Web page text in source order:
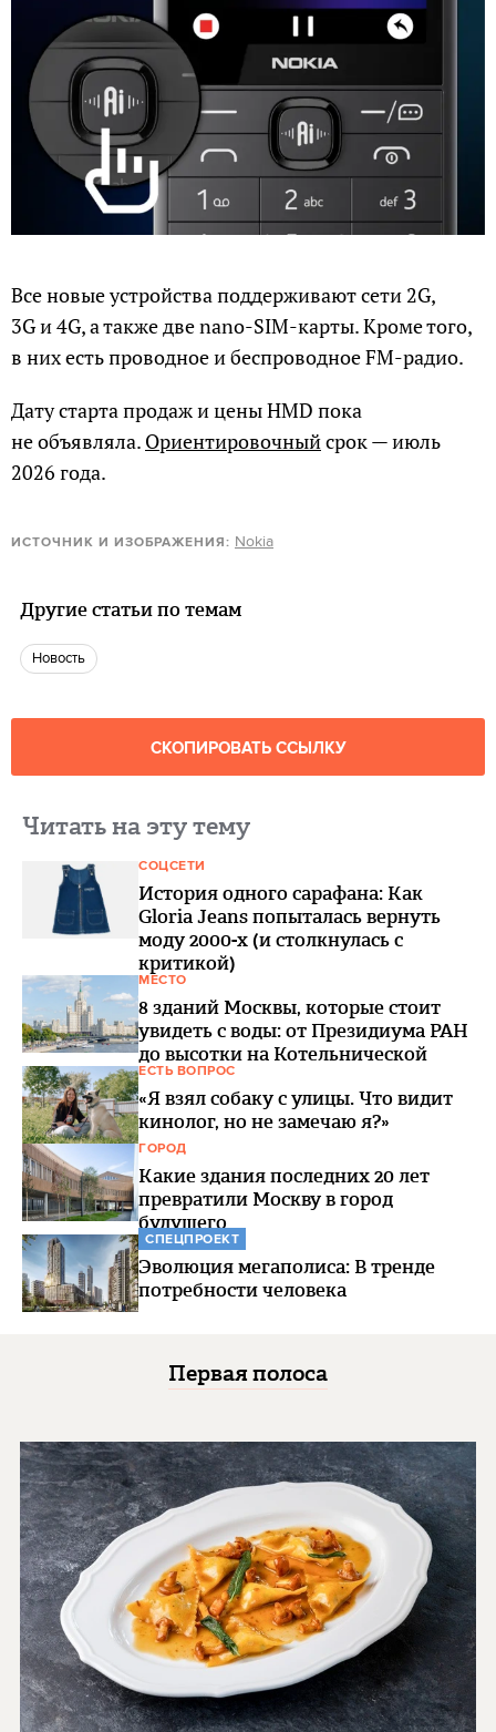
Все новые устройства поддерживают сети 2G,
3G и 4G, а также две nano-SIM-карты. Кроме того,
в них есть проводное и беспроводное FM-радио.
Дату старта продаж и цены HMD пока
не объявляла. Ориентировочныйсрок — июль
2026 года.
ИСТОЧНИК И ИЗОБРАЖЕНИЯ: Nokia
Другие статьи по темам
Новость
СКОПИРОВАТЬ ССЫЛКУ
Читать на эту тему
СОЦСЕТИ
История одного сарафана: Как
Gloria Jeans попыталась вернуть
моду 2000-х (и столкнулась с
критикой)
МЕСТО
8 зданий Москвы, которые стоит
увидеть с воды: от Президиума РАН
до высотки на Котельнической
ЕСТЬ ВОПРОС
«Я взял собаку с улицы. Что видит
кинолог, но не замечаю я?»
ГОРОД
Какие здания последних 20 лет
превратили Москву в город
будущего
СПЕЦПРОЕКТ
Эволюция мегаполиса: В тренде
потребности человека
Первая полоса